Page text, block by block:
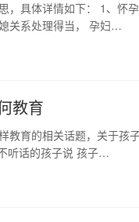
，具体详情如下： 1、怀
关系处理得当， 孕妇…
教育
教育的相关话题，关于孩
听话的孩子说 孩子…